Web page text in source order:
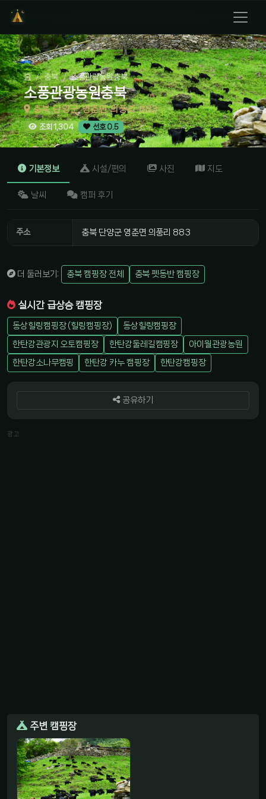
홈 충북 소풍관광농원충북
소풍관광농원충북
충북 단양군 영춘면 의풍리 883
조회 1,304 선호 0.5
기본정보 시설/편의 사진 지도
날씨 캠퍼 후기
주소 충북 단양군 영춘면 의풍리 883
더 둘러보기: 충북 캠핑장 전체 충북 펫동반 캠핑장
실시간 급상승 캠핑장
동상힐링캠핑장 (힐링캠핑장)
동상힐링캠핑장
한탄강관광지 오토캠핑장
한탄강둘레길캠핑장
아이월관광농원
한탄강소나무캠핑
한탄강 카누 캠핑장 한탄강캠핑장
공유하기
광고
주변 캠핑장